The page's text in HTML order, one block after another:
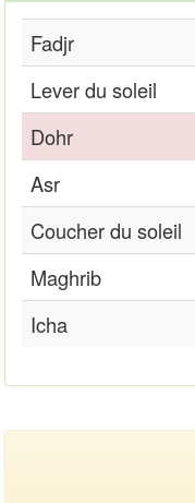
Fadjr
Lever du soleil
Dohr
Asr
Coucher du soleil
Maghrib
Icha